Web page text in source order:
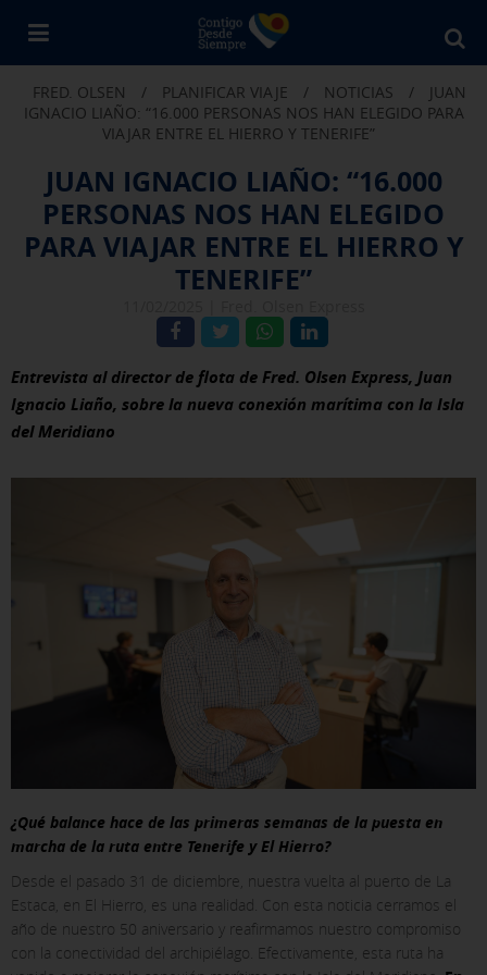
FRED. OLSEN / PLANIFICAR VIAJE / NOTICIAS /
JUAN
IGNACIO LIAÑO: “16.000 PERSONAS NOS HAN ELEGIDO PARA
VIAJAR ENTRE EL HIERRO Y TENERIFE”
JUAN IGNACIO LIAÑO: “16.000
PERSONAS NOS HAN ELEGIDO
PARA VIAJAR ENTRE EL HIERRO Y
TENERIFE”
Entrevista al director de flota de Fred. Olsen Express, Juan
Ignacio Liaño, sobre la nueva conexión marítima con la Isla
del Meridiano
¿Qué balance hace de las primeras semanas de la puesta en
marcha de la ruta entre Tenerife y El Hierro?
Desde el pasado 31 de diciembre, nuestra vuelta al puerto de La
Estaca, en El Hierro, es una realidad. Con esta noticia cerramos el
año de nuestro 50 aniversario y reafirmamos nuestro compromiso
con la conectividad del archipiélago. Efectivamente, esta ruta ha